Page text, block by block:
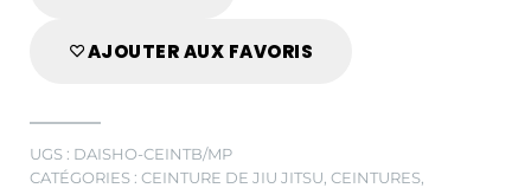
AJOUTER AUX FAVORIS
UGS : DAISHO-CEINTB/MP
CATÉGORIES : CEINTURE DE JIU JITSU CEINTURES